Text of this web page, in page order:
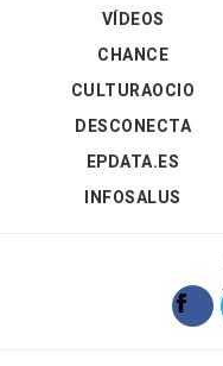
VÍDEOS
CHANCE
CULTURAOCIO
DESCONECTA
EPDATA.ES
INFOSALUS